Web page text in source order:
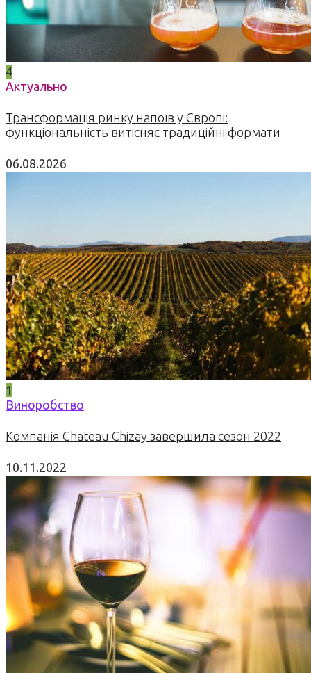
4
Актуально
Трансформація ринку напоїв у Європі:
функціональність витісняє традиційні формати
06.08.2026
1
Виноробство
Компанія Chateau Chizay завершила сезон 2022
10.11.2022